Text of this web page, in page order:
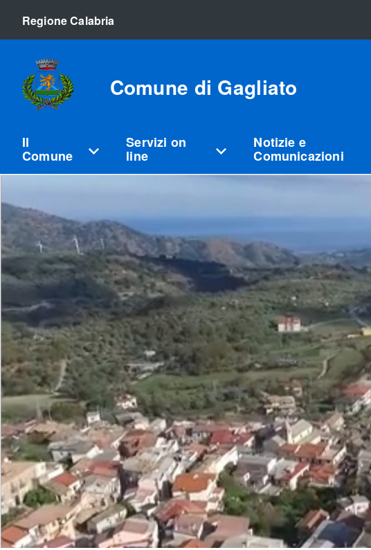
Regione Calabria
Comune di Gagliato
Il
Comune
Servizi on
line
Notizie e
Comunicazioni